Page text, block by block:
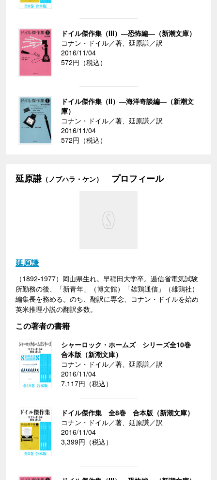
ドイル傑作集（III）―恐怖編―（新潮文庫）
コナン・ドイル／著、延原謙／訳
2016/11/04
572円（税込）
ドイル傑作集（II）―海洋奇談編―（新潮文
庫）
コナン・ドイル／著、延原謙／訳
2016/11/04
572円（税込）
延原謙（ノブハラ・ケン） プロフィール
延原謙
（1892-1977）岡山県生れ。早稲田大学卒。逓信省電気試験
所勤務の後、「新青年」（博文館）「雄鶏通信」（雄鶏社）
編集長を務める。のち、翻訳に専念、コナン・ドイルを始め
英米推理小説の翻訳多数。
この著者の書籍
シャーロック・ホームズ シリーズ全10巻
合本版（新潮文庫）
コナン・ドイル／著、延原謙／訳
2016/11/04
7,117円（税込）
ドイル傑作集 全8巻 合本版（新潮文庫）
コナン・ドイル／著、延原謙／訳
2016/11/04
3,399円（税込）